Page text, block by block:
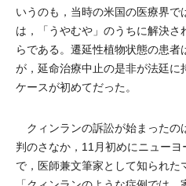
いうのも，当時の米国の医療界で
は，「うやむや」のうちに解決
らである。遷延性植物状態の患
が，延命治療中止の是非が法廷
ケースが初めてだった。
クィンランの訴訟が始まったの
判のさなか，11月初めにニュー
で，医師兼文筆家として知られた